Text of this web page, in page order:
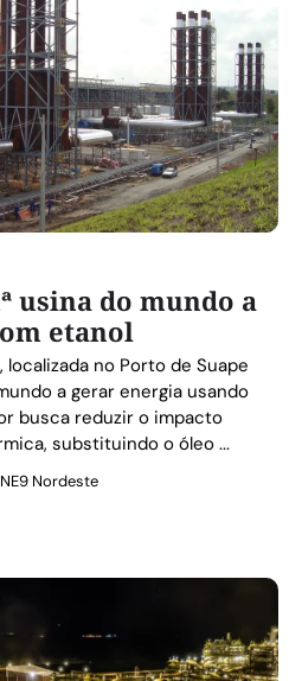
usina do mundo a
etanol
localizada no Porto de Suape
a gerar energia usando
busca reduzir o impacto
substituindo o óleo ...
Nordeste